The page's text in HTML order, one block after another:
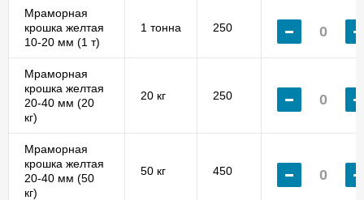
Мраморная
крошка желтая
10-20 мм (1 т)
1 тонна 250
Мраморная
крошка желтая
20-40 мм (20
кг)
20 кг 250
Мраморная
крошка желтая
20-40 мм (50
кг)
50 кг 450